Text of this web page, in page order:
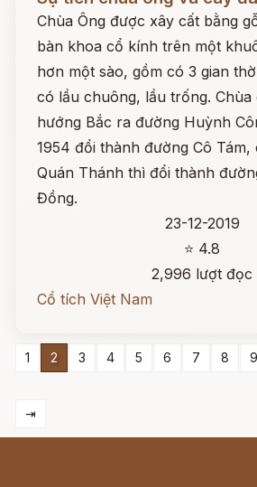
Chùa Ông được xây cất bằng
bàn khoa cổ kính trên một
hơn một sào, gồm có 3 gian
có lầu chuông, lầu trống. Chùa
hướng Bắc ra đường Huỳnh
1954 đổi thành đường Cô
Quán Thánh thì đổi thành
Đồng.
23-12-2019
⭐ 4.8
2,996 lượt đọc
Cổ tích Việt Nam
1 2 3 4 5 6 7 8 9
⇥